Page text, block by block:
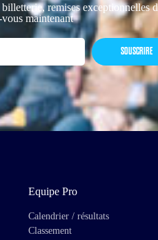
remises exceptionnelles
maintenant
SOUSCRIRE
Equipe Pro
Calendrier / résultats
Classement